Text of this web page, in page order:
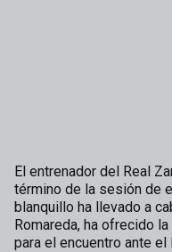
El entrenador del Real
término de la sesión de
blanquillo ha llevado a
Romareda, ha ofrecido
para el encuentro ante el